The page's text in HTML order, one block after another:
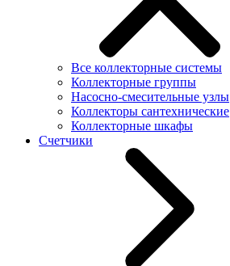
Все коллекторные системы
Коллекторные группы
Насосно-смесительные узлы
Коллекторы сантехнические
Коллекторные шкафы
Счетчики